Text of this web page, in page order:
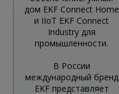
дом EKF Connect Home
и IIoT EKF Connect
Industry для
промышленности.
В России
международный бренд
EKF представляет